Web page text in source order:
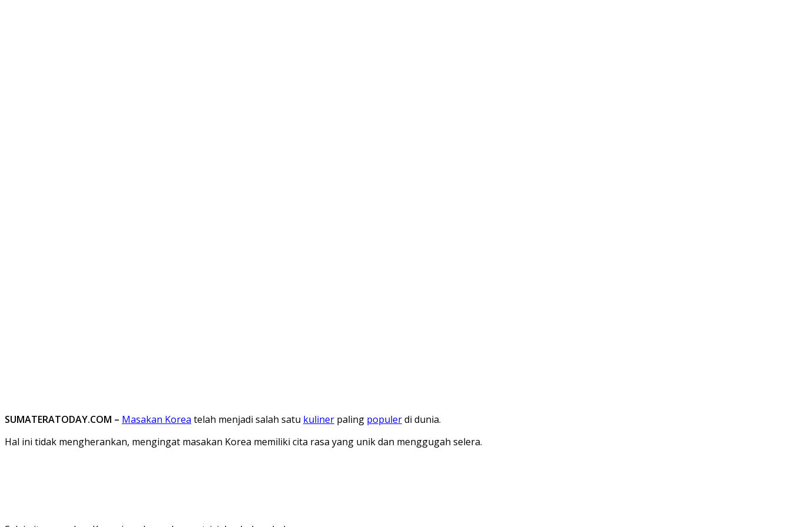
SUMATERATODAY.COM – Masakan Korea telah menjadi salah satu kuliner paling populerdi dunia.
Hal ini tidak mengherankan, mengingat masakan Korea memiliki cita rasa yang unik dan menggugah selera.